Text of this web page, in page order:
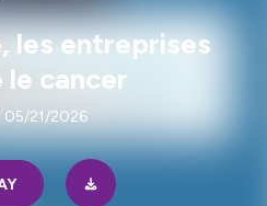
les entreprises
cancer
05/21/2026